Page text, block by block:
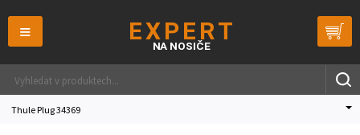
≡
Thule Plug 34369